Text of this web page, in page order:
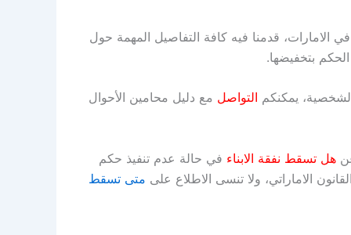
قدمنا فيه كافة التفاصيل المهمة حول
بتخفيضها.
يمكنكم التواصل مع دليل محامين الأحوال
هل تسقط نفقة الابناء في حالة عدم تنفيذ حكم
الاماراتي، ولا تنسى الاطلاع على متى تسقط